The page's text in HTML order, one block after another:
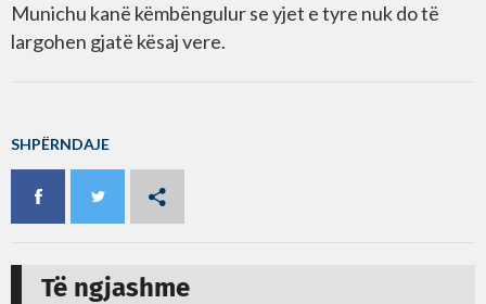
Munichu kanë këmbëngulur se yjet e tyre nuk do të
largohen gjatë kësaj vere.
SHPËRNDAJE
Të ngjashme